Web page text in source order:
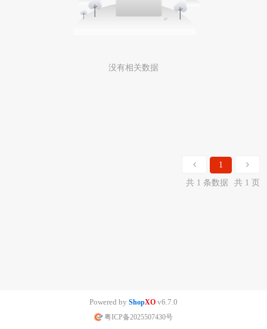
没有相关数据
1
共 1 条数据
共 1 页
Powered by ShopXO v6.7.0
粤ICP备2025507430号